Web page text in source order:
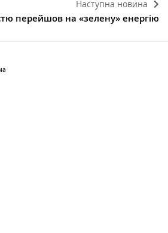
Наступна новина
перейшов на «зелену» енергію